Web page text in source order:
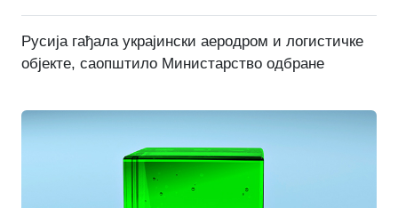
Русија гађала украјински аеродром и логистичке
објекте, саопштило Министарство одбране